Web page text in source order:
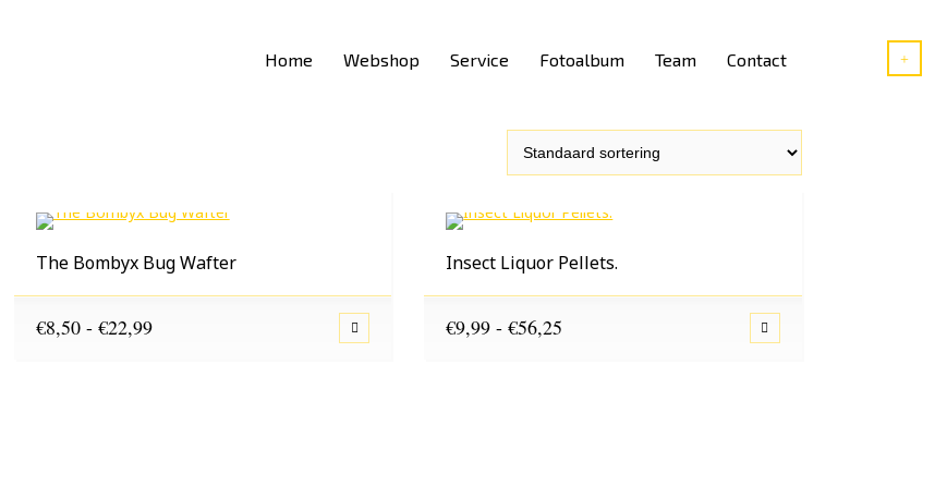
Home Webshop Service Fotoalbum Team Contact
The Bombyx Bug Wafter
€8,50 - €22,99Prijsklasse:
Insect Liquor Pellets.
€9,99 - €56,25